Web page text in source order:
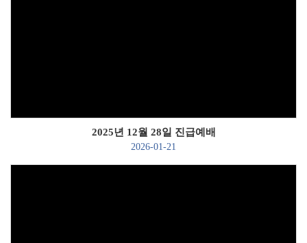
2025년 12월 28일 진급예배
2026-01-21